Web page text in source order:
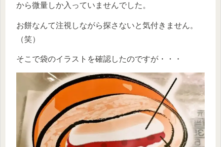
から微量しか入っていませんでした。
お餅なんて注視しながら探さないと気付きません。
（笑）
そこで袋のイラストを確認したのですが・・・